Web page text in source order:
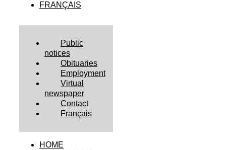
FRANÇAIS
Public
notices
Obituaries
Employment
Virtual
newspaper
Contact
Français
HOME